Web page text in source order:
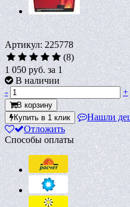
Артикул: 225778
(8)
1 050 руб.за 1
В наличии
-
+
В корзину
Купить в 1 клик
Нашли
Отложить
Способы оплаты